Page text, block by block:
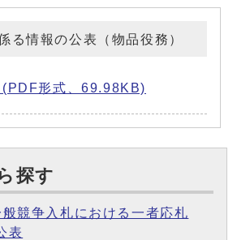
る情報の公表（物品役務）
(PDF形式、69.98KB)
探す
競争入札における一者応札
表